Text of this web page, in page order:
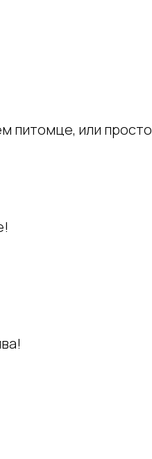
питомце, или просто